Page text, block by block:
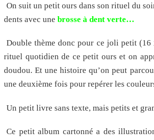
On suit un petit ours dans son rituel du
dents avec une brosse à dent verte…
Double thème donc pour ce joli petit
rituel quotidien de ce petit ours et on
doudou. Et une histoire qu’on peut
une deuxième fois pour repérer les
Un petit livre sans texte, mais petits et
Ce petit album cartonné a des